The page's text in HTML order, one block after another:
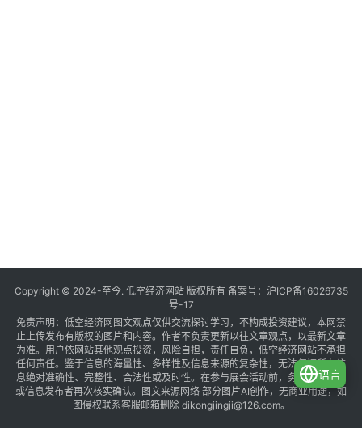
Copyright © 2024-至今. 低空经济网站 版权所有 备案号： 沪ICP备16026735
号-17
免责声明：低空经济网图文观点仅供交流探讨学习，不构成投资建议，本网禁
止上传发布有版权的图片和内容。作者不负责更新以往文章观点，以最新文章
为准。用户依网站其他观点投资，风险自担，责任自负，低空经济网站不承担
任何责任。鉴于信息的海量性、多样性及信息来源的复杂性，无法保证所有信
息绝对准确性、完整性、合法性或及时性。在参与展会活动前，务必与组织方
或信息发布者再次核实确认。图文来源网络 部分图片AI创作，无商业用途，如
图侵权联系客服邮箱删除 dikongjingji@126.com。
语言